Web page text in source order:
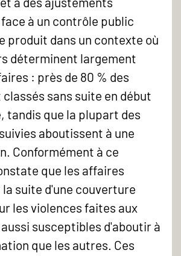
à un contrôle public
produit dans un contexte où
déterminent largement
: près de 80 % des
sans suite en début
tandis que la plupart des
aboutissent à une
Conformément à ce
que les affaires
suite d'une couverture
les violences faites aux
susceptibles d'aboutir à
que les autres. Ces